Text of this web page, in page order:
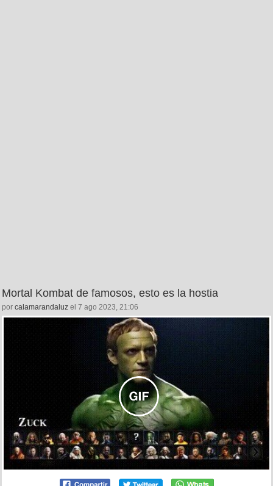
Mortal Kombat de famosos, esto es la hostia
por calamarandaluz el 7 ago 2023, 21:06